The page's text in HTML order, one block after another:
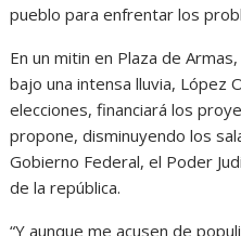
pueblo para enfrentar los
En un mitin en Plaza de
bajo una intensa lluvia, López
elecciones, financiará los
propone, disminuyendo los
Gobierno Federal, el Poder
de la república.
“Y aunque me acusen de